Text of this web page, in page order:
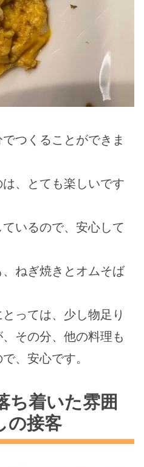
つくることができま
、とても楽しいです
いるので、安心して
ねぎ焼きとオムそば
っては、少し物足り
その分、他の料理も
、安心です。
ち着いた雰囲
の接客